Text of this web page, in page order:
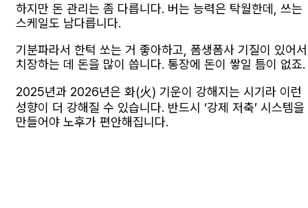
하지만 돈 관리는 좀 다릅니다. 버는 능력은 탁월한데, 쓰는
스케일도 남다릅니다.
기분파라서 한턱 쏘는 거 좋아하고, 폼생폼사 기질이 있어서
치장하는 데 돈을 많이 씁니다. 통장에 돈이 쌓일 틈이 없죠.
2025년과 2026년은 화(火) 기운이 강해지는 시기라 이런
성향이 더 강해질 수 있습니다. 반드시 ‘강제 저축’ 시스템을
만들어야 노후가 편안해집니다.